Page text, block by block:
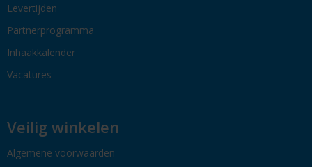
Levertijden
Partnerprogramma
Inhaakkalender
Vacatures
Veilig winkelen
Algemene voorwaarden